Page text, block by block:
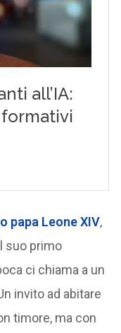
papa Leone XIV,
suo primo
ci chiama a un
invito ad abitare
timore, ma con